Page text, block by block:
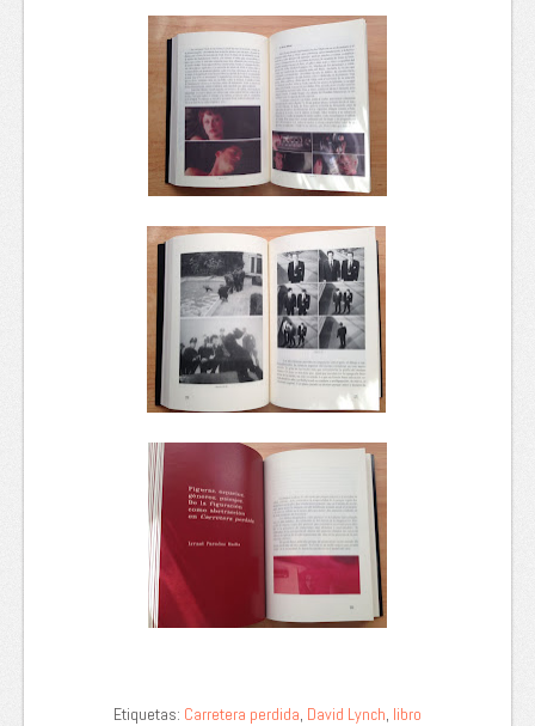
Etiquetas: Carretera perdida, David Lynch, libro